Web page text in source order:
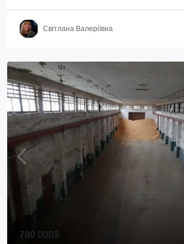
Світлана Валеріївна
780 000$